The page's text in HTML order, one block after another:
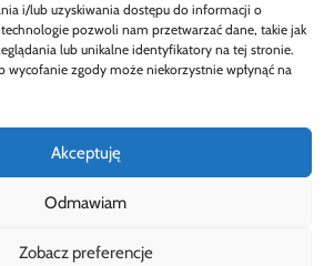
i/lub uzyskiwania dostępu do informacji o
pozwoli nam przetwarzać dane, takie jak
lub unikalne identyfikatory na tej stronie.
wycofanie zgody może niekorzystnie wpłynąć na
Akceptuję
Odmawiam
Zobacz preferencje
ubezpieczeń
Ubezpieczeniowych